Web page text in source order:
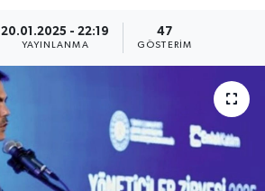
20.01.2025 - 22:19
YAYINLANMA
47
GÖSTERIM